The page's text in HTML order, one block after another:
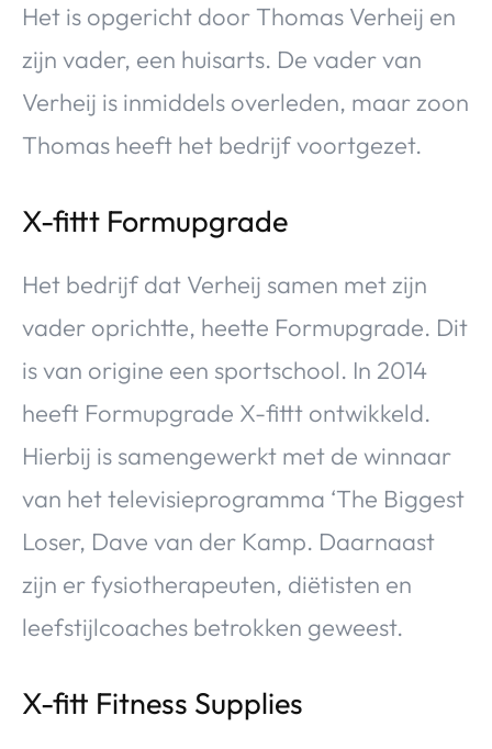
Het is opgericht door Thomas Verheij en
zijn vader, een huisarts. De vader van
Verheij is inmiddels overleden, maar zoon
Thomas heeft het bedrijf voortgezet.
X-fittt Formupgrade
Het bedrijf dat Verheij samen met zijn
vader oprichtte, heette Formupgrade. Dit
is van origine een sportschool. In 2014
heeft Formupgrade X-fittt ontwikkeld.
Hierbij is samengewerkt met de winnaar
van het televisieprogramma ‘The Biggest
Loser, Dave van der Kamp. Daarnaast
zijn er fysiotherapeuten, diëtisten en
leefstijlcoaches betrokken geweest.
X-fitt Fitness Supplies